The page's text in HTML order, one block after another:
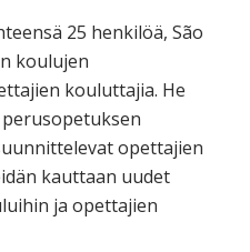
25 henkilöä, São
koulujen
kouluttajia. He
opettajien
kauttaan uudet
ja opettajien